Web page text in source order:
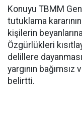
Konuyu TBMM
tutuklama
kişilerin
Özgürlükleri
delillere
yargının
belirtti.